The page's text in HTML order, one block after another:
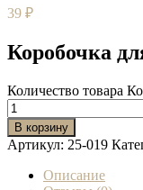
39 ₽
Коробочка
Количество товара
В корзину
Артикул: 25-019
Описание